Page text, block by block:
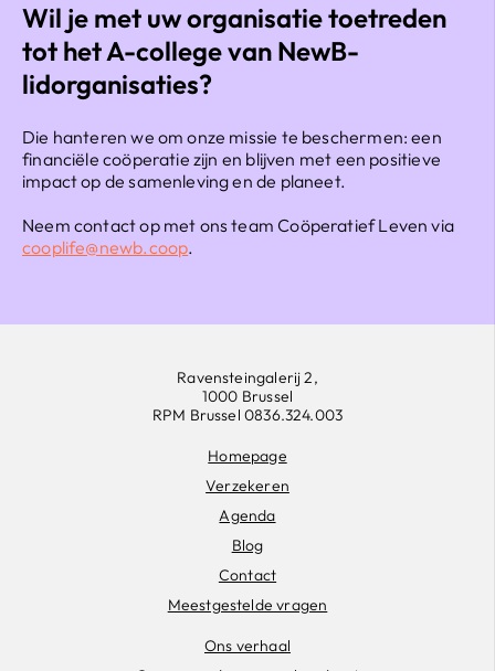
Wil je met uw organisatie toetreden
tot het A-college van NewB-
lidorganisaties?
Die hanteren we om onze missie te beschermen: een
financiële coöperatie zijn en blijven met een positieve
impact op de samenleving en de planeet.
Neem contact op met ons team Coöperatief Leven via
cooplife@newb.coop.
Ravensteingalerij 2,
1000 Brussel
RPM Brussel 0836.324.003
Homepage
Verzekeren
Agenda
Blog
Contact
Meestgestelde vragen
Ons verhaal